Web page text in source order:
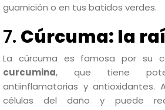
guarnición o en tus batidos verdes.
7. Cúrcuma: la
La cúrcuma es famosa por su
curcumina, que tiene
antiinflamatorias y antioxidantes.
células del daño y puede